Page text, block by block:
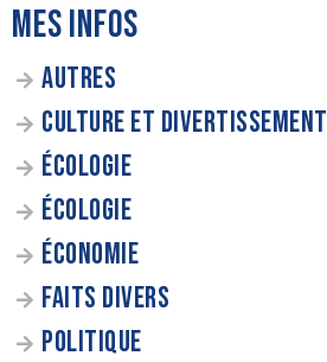
MES INFOS
AUTRES
CULTURE ET DIVERTISSEMENT
ÉCOLOGIE
ÉCOLOGIE
ÉCONOMIE
FAITS DIVERS
POLITIQUE